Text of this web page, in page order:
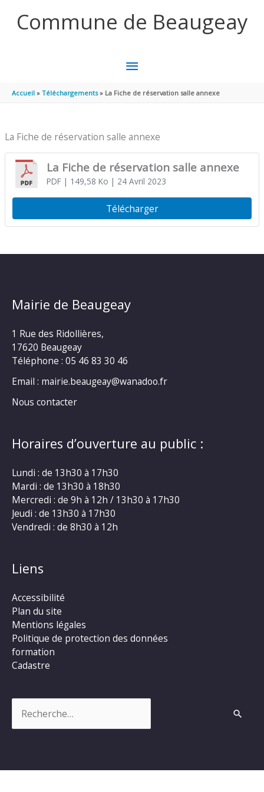
Commune de Beaugeay
MENU
PRINCIPAL
Accueil Téléchargements La Fiche de réservation salle annexe
La Fiche de réservation salle annexe
La Fiche de réservation salle annexe
PDF| 149,58 Ko | 24 Avril 2023
Télécharger
Mairie de Beaugeay
1 Rue des Ridollières,
17620 Beaugeay
Téléphone : 05 46 83 30 46
Email : mairie.beaugeay@wanadoo.fr
Nous contacter
Horaires d’ouverture au public :
Lundi : de 13h30 à 17h30
Mardi : de 13h30 à 18h30
Mercredi : de 9h à 12h / 13h30 à 17h30
Jeudi : de 13h30 à 17h30
Vendredi : de 8h30 à 12h
Liens
Accessibilité
Plan du site
Mentions légales
Politique de protection des données
formation
Cadastre